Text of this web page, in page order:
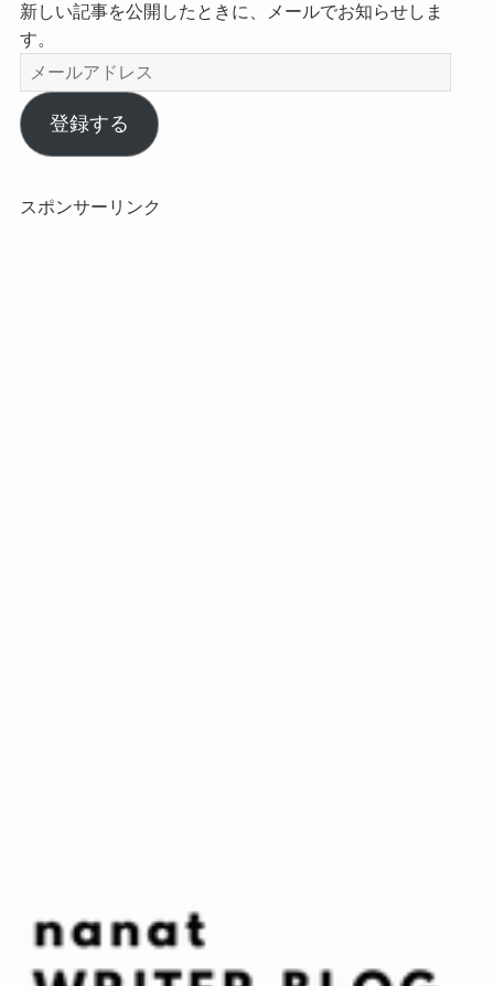
新しい記事を公開したときに、メールでお知らせしま
す。
メ
ー
ル
ア
レ
登録する
スポンサーリンク